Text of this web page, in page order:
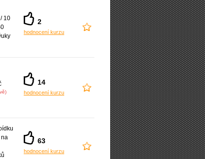
10
2
hodnocení kurzu
14
hodnocení kurzu
na
63
hodnocení kurzu